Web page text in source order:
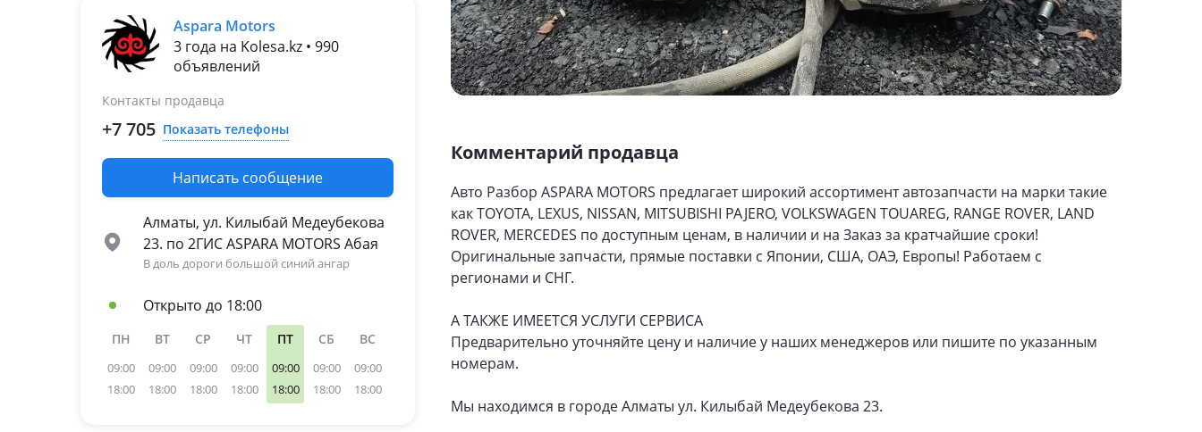
Aspara Motors
3 года на Kolesa.kz • 990
объявлений
Контакты продавца
+7 705 Показать телефоны
Написать сообщение
Алматы, ул. Килыбай Медеубекова
23. по 2ГИС ASPARA MOTORS Абая
В доль дороги большой синий ангар
Открыто до 18:00
ПН
09:00
18:00
ВТ
09:00
18:00
СР
09:00
18:00
ЧТ
09:00
18:00
ПТ
09:00
18:00
СБ
09:00
18:00
ВС
09:00
18:00
Комментарий продавца
Авто Разбор ASPARA MOTORS предлагает широкий ассортимент автозапчасти на марки такие
как TOYOTA, LEXUS, NISSAN, MITSUBISHI PAJERO, VOLKSWAGEN TOUAREG, RANGE ROVER, LAND
ROVER, MERCEDES по доступным ценам, в наличии и на Заказ за кратчайшие сроки!
Оригинальные запчасти, прямые поставки с Японии, США, ОАЭ, Европы! Работаем с
регионами и СНГ.
А ТАКЖЕ ИМЕЕТСЯ УСЛУГИ СЕРВИСА
Предварительно уточняйте цену и наличие у наших менеджеров или пишите по указанным
номерам.
Мы находимся в городе Алматы ул. Килыбай Медеубекова 23.